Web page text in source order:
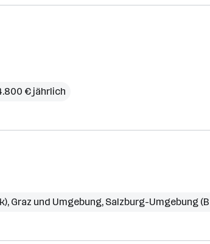
€ jährlich
, Graz und Umgebung, Salzburg-Umgebung